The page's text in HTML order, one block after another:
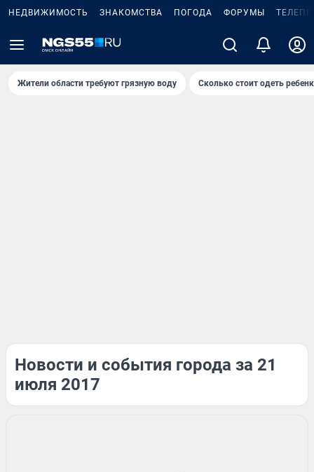
НЕДВИЖИМОСТЬ ЗНАКОМСТВА ПОГОДА ФОРУМЫ
Жители области требуют грязную воду Сколько стоит одеть
Новости и события города за 21
июля 2017